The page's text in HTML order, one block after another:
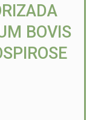
BOVIS